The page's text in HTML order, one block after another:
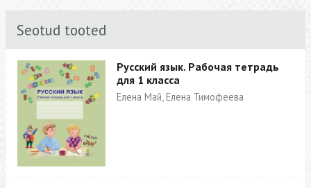
Seotud tooted
Русский язык. Рабочая тетрадь
для 1 класса
Елена Май, Елена Тимофеева